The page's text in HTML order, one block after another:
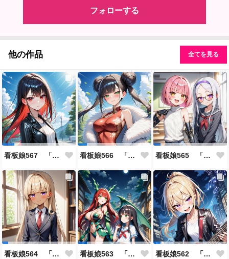
フォローする
他の作品 全てを見る
看板娘567 「雪村恋のよもやま話」 看板娘566 「ナンシー・ツァオのよもやま話」 看板娘565 「銀一族」
看板娘564 「ジェルマ・レスポストン・八百のよもやま話」 看板娘563 「騒ぎの終わり」 看板娘562 「八木沼千絵のよもやま話」